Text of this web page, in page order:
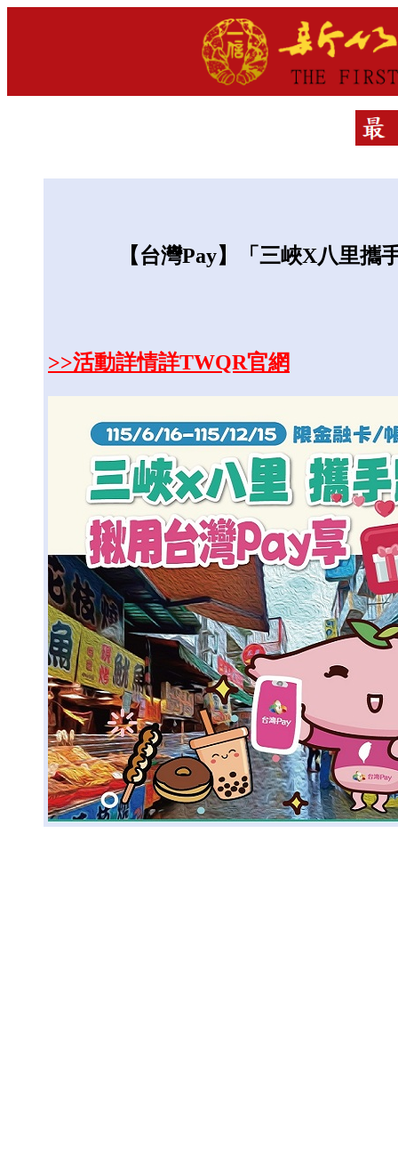
【台灣Pay】「三峽X八里攜
>>活動詳情詳TWQR官網